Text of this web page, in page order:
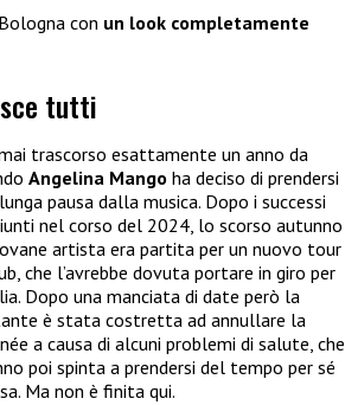
con un look completamente
tutti
trascorso esattamente un anno da
Angelina Mango ha deciso di prendersi
pausa dalla musica. Dopo i successi
nel corso del 2024, lo scorso autunno
artista era partita per un nuovo tour
che l’avrebbe dovuta portare in giro per
Dopo una manciata di date però la
è stata costretta ad annullare la
a causa di alcuni problemi di salute, che
poi spinta a prendersi del tempo per sé
Ma non è finita qui.